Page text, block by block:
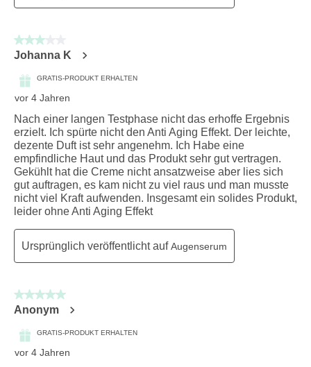
3 von 5 Sternen.
Johanna K
GRATIS-PRODUKT ERHALTEN
vor 4 Jahren
Nach einer langen Testphase nicht das erhoffe Ergebnis
erzielt. Ich spürte nicht den Anti Aging Effekt. Der leichte,
dezente Duft ist sehr angenehm. Ich Habe eine
empfindliche Haut und das Produkt sehr gut vertragen.
Gekühlt hat die Creme nicht ansatzweise aber lies sich
gut auftragen, es kam nicht zu viel raus und man musste
nicht viel Kraft aufwenden. Insgesamt ein solides Produkt,
leider ohne Anti Aging Effekt
Ursprünglich veröffentlicht aufAugenserum
5 von 5 Sternen.
Anonym
GRATIS-PRODUKT ERHALTEN
vor 4 Jahren